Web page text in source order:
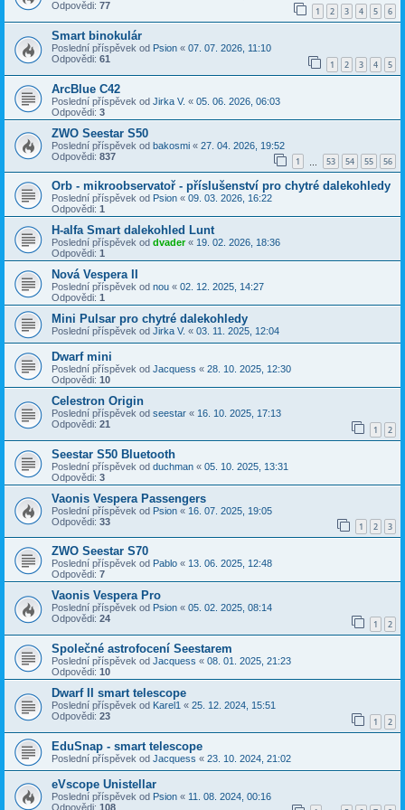
Odpovědi: 77 1 2 3 4 5 6
Smart binokulár
Poslední příspěvek od Psion « 07. 07. 2026, 11:10
Odpovědi: 61 1 2 3 4 5
ArcBlue C42
Poslední příspěvek od Jirka V. « 05. 06. 2026, 06:03
Odpovědi: 3
ZWO Seestar S50
Poslední příspěvek od bakosmi « 27. 04. 2026, 19:52
Odpovědi: 837 1 53 54 55 56
Orb - mikroobservatoř - příslušenství pro chytré dalekohledy
Poslední příspěvek od Psion « 09. 03. 2026, 16:22
Odpovědi: 1
H-alfa Smart dalekohled Lunt
Poslední příspěvek od dvader« 19. 02. 2026, 18:36
Odpovědi: 1
Nová Vespera II
Poslední příspěvek od nou « 02. 12. 2025, 14:27
Odpovědi: 1
Mini Pulsar pro chytré dalekohledy
Poslední příspěvek od Jirka V. « 03. 11. 2025, 12:04
Dwarf mini
Poslední příspěvek od Jacquess « 28. 10. 2025, 12:30
Odpovědi: 10
Celestron Origin
Poslední příspěvek od seestar « 16. 10. 2025, 17:13
Odpovědi: 21 1 2
Seestar S50 Bluetooth
Poslední příspěvek od duchman « 05. 10. 2025, 13:31
Odpovědi: 3
Vaonis Vespera Passengers
Poslední příspěvek od Psion « 16. 07. 2025, 19:05
Odpovědi: 33 1 2 3
ZWO Seestar S70
Poslední příspěvek od Pablo « 13. 06. 2025, 12:48
Odpovědi: 7
Vaonis Vespera Pro
Poslední příspěvek od Psion « 05. 02. 2025, 08:14
Odpovědi: 24 1 2
Společné astrofocení Seestarem
Poslední příspěvek od Jacquess « 08. 01. 2025, 21:23
Odpovědi: 10
Dwarf II smart telescope
Poslední příspěvek od Karel1 « 25. 12. 2024, 15:51
Odpovědi: 23 1 2
EduSnap - smart telescope
Poslední příspěvek od Jacquess « 23. 10. 2024, 21:02
eVscope Unistellar
Poslední příspěvek od Psion « 11. 08. 2024, 00:16
Odpovědi: 108